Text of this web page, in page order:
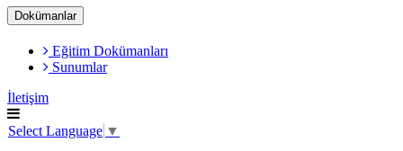
Dokümanlar
Eğitim Dokümanları
Sunumlar
İletişim
Select Language ▼